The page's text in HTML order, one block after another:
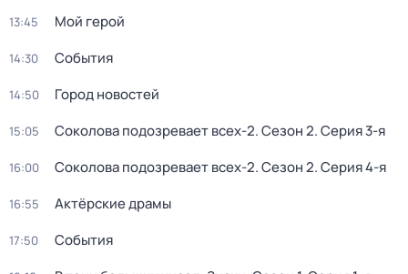
13:45 Мой герой
14:30 События
14:50 Город новостей
15:05 Соколова подозревает всех-2. Сезон 2. Серия 3-я
16:00 Соколова подозревает всех-2. Сезон 2. Серия 4-я
16:55 Актёрские драмы
17:50 События